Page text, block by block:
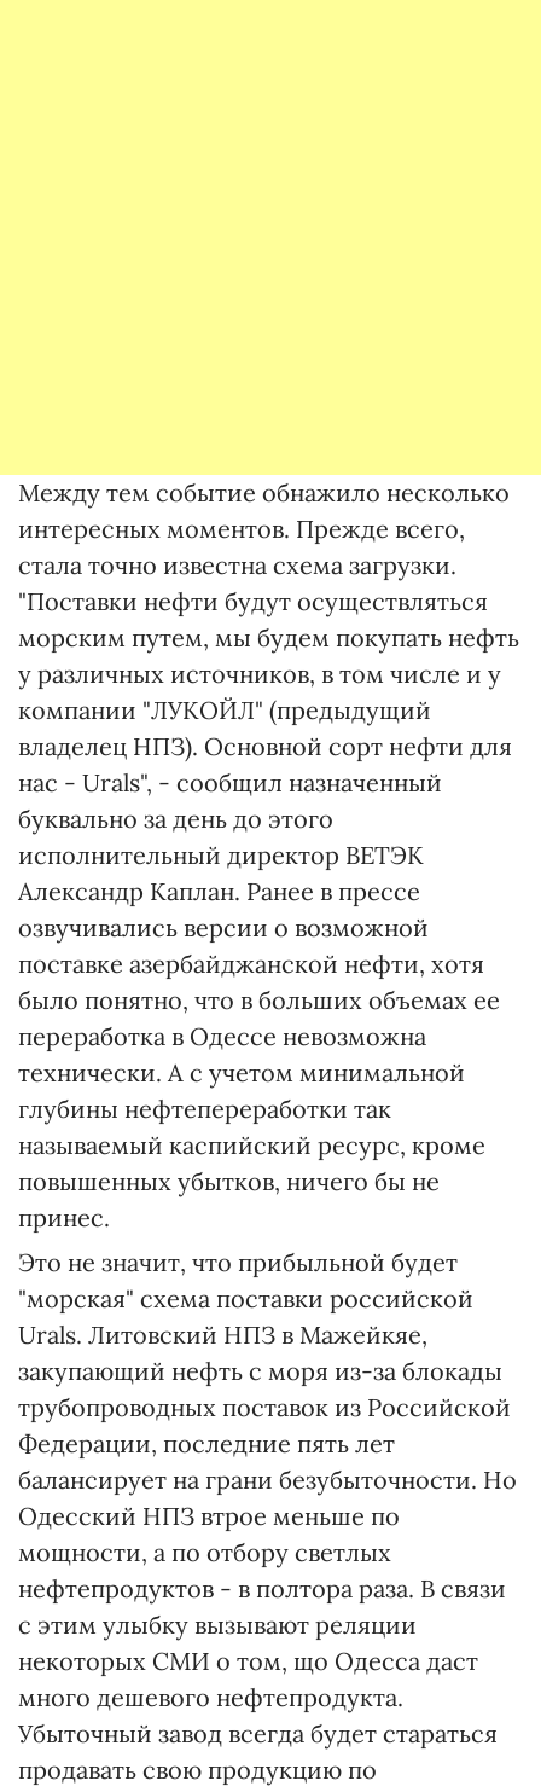
Между тем событие обнажило несколько
интересных моментов. Прежде всего,
стала точно известна схема загрузки.
"Поставки нефти будут осуществляться
морским путем, мы будем покупать нефть
у различных источников, в том числе и у
компании "ЛУКОЙЛ" (предыдущий
владелец НПЗ). Основной сорт нефти для
нас - Urals", - сообщил назначенный
буквально за день до этого
исполнительный директор ВЕТЭК
Александр Каплан. Ранее в прессе
озвучивались версии о возможной
поставке азербайджанской нефти, хотя
было понятно, что в больших объемах ее
переработка в Одессе невозможна
технически. А с учетом минимальной
глубины нефтепереработки так
называемый каспийский ресурс, кроме
повышенных убытков, ничего бы не
принес.
Это не значит, что прибыльной будет
"морская" схема поставки российской
Urals. Литовский НПЗ в Мажейкяе,
закупающий нефть с моря из-за блокады
трубопроводных поставок из Российской
Федерации, последние пять лет
балансирует на грани безубыточности. Но
Одесский НПЗ втрое меньше по
мощности, а по отбору светлых
нефтепродуктов - в полтора раза. В связи
с этим улыбку вызывают реляции
некоторых СМИ о том, що Одесса даст
много дешевого нефтепродукта.
Убыточный завод всегда будет стараться
продавать свою продукцию по